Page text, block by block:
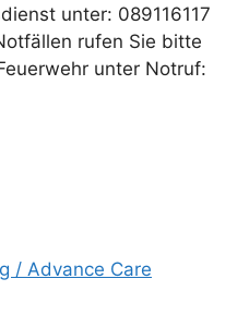
unter: 089116117
rufen Sie bitte
unter Notruf:
/ Advance Care